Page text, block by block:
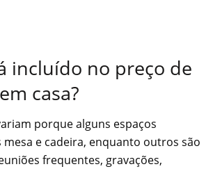
incluído no preço de
casa?
porque alguns espaços
mesa e cadeira, enquanto outros são
frequentes, gravações,